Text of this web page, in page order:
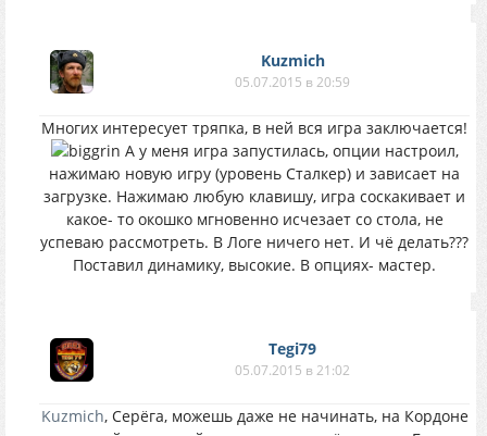
Kuzmich
05.07.2015 в 20:59
Многих интересует тряпка, в ней вся игра заключается!
А у меня игра запустилась, опции настроил,
нажимаю новую игру (уровень Сталкер) и зависает на
загрузке. Нажимаю любую клавишу, игра соскакивает и
какое- то окошко мгновенно исчезает со стола, не
успеваю рассмотреть. В Логе ничего нет. И чё делать???
Поставил динамику, высокие. В опциях- мастер.
Tegi79
05.07.2015 в 21:02
Kuzmich, Серёга, можешь даже не начинать, на Кордоне